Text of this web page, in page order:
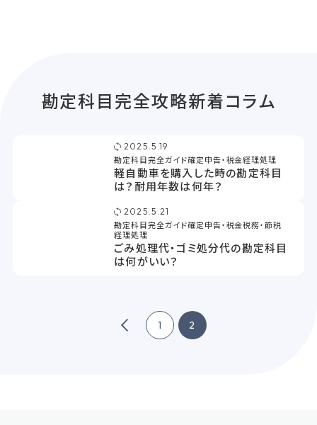
勘定科 目 完全攻略新着コラム
2025.5.19
勘定科目完全ガイド確定申告・税金経理処理
軽自動車を購入した時の勘定科目
は？耐用年数は何年？
2025.5.21
勘定科目完全ガイド確定申告・税金税務・節税
経理処理
ごみ処理代・ゴミ処分代の勘定科目
は何がいい？
1 2